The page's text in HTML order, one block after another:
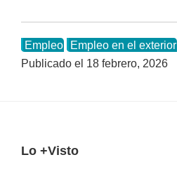
Empleo
Empleo en el exterior
Publicado el 18 febrero, 2026
Lo +Visto